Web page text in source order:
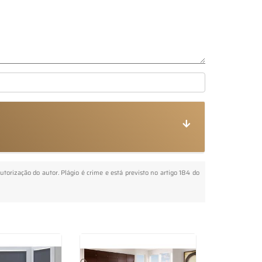
do autor. Plágio é crime e está previsto no artigo 184 do